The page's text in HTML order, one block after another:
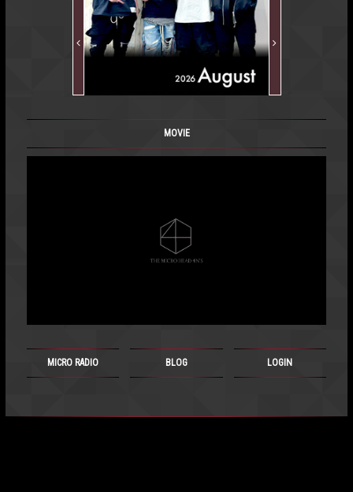
MOVIE
MICRO RADIO BLOG LOGIN